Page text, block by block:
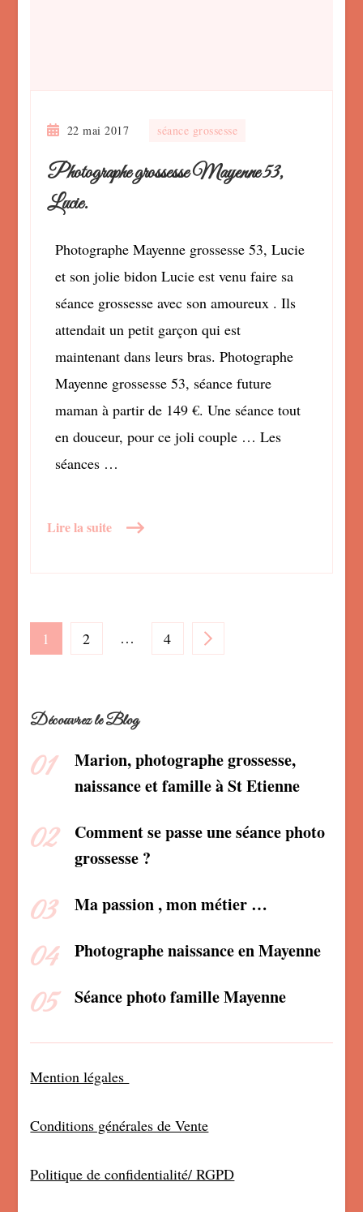
22 mai 2017 séance grossesse
Photographe grossesse Mayenne 53,
Lucie.
Photographe Mayenne grossesse 53, Lucie
et son jolie bidon Lucie est venu faire sa
séance grossesse avec son amoureux . Ils
attendait un petit garçon qui est
maintenant dans leurs bras. Photographe
Mayenne grossesse 53, séance future
maman à partir de 149 €. Une séance tout
en douceur, pour ce joli couple … Les
séances …
Lire la suite
Pagination
publications
PAGE
1 PAGE
2 … PAGE
4
Découvrez le Blog
Marion, photographe grossesse,
naissance et famille à St Etienne
Comment se passe une séance photo
grossesse ?
Ma passion , mon métier …
Photographe naissance en Mayenne
Séance photo famille Mayenne
Mention légales
Conditions générales de Vente
Politique de confidentialité/ RGPD